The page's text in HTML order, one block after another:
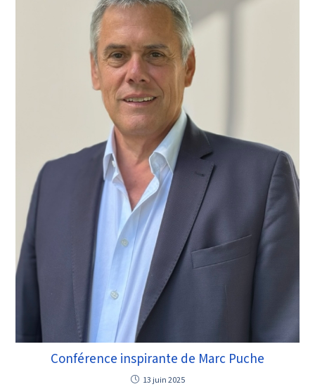
Conférence inspirante de Marc Puche
13 juin 2025